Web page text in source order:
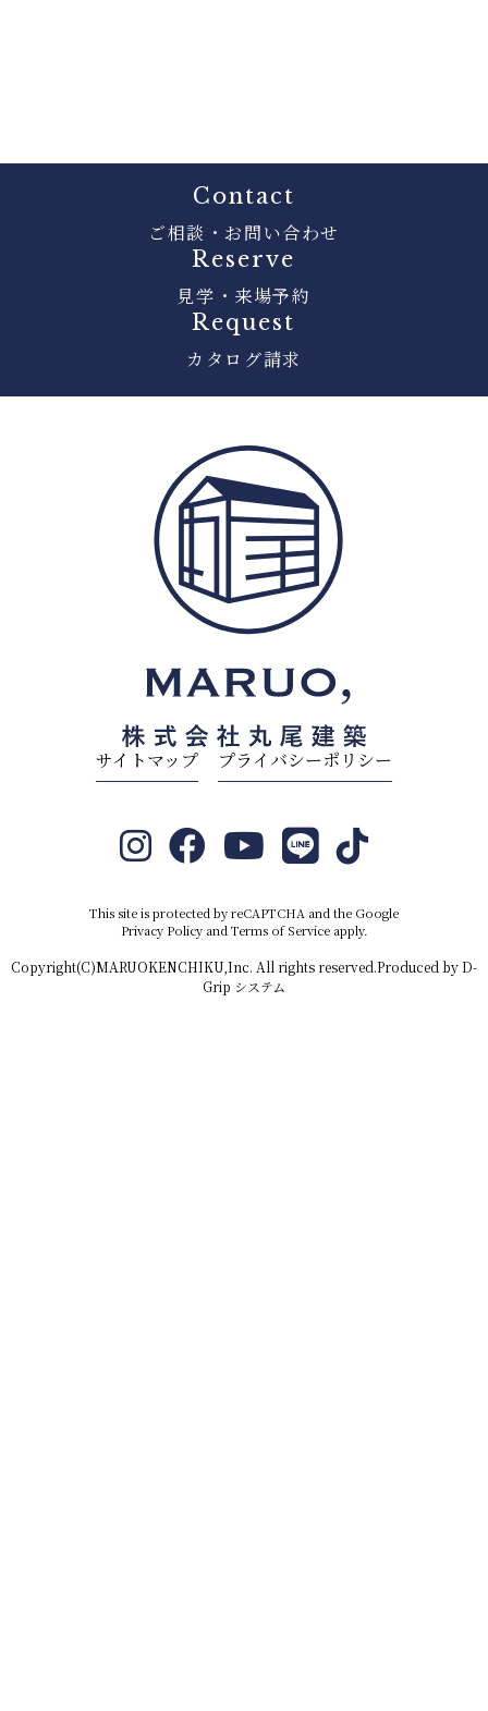
Contact
ご相談・お問い合わせ
Reserve
見学・来場予約
Request
カタログ請求
サイトマップ プライバシーポリシー
This site is protected by reCAPTCHA and the Google
Privacy Policyand Terms of Serviceapply.
Copyright(C)MARUOKENCHIKU,Inc. All rights reserved.Produced byD-
Grip システム